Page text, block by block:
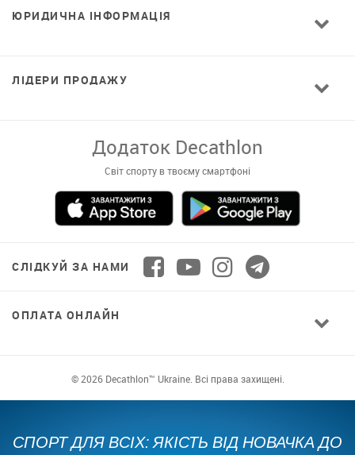
ЮРИДИЧНА ІНФОРМАЦІЯ
ЛІДЕРИ ПРОДАЖУ
Додаток Decathlon
Світ спорту в твоєму смартфоні
СЛІДКУЙ ЗА НАМИ
ОПЛАТА ОНЛАЙН
© 2026 Decathlon™ Ukraine. Всі права захищені.
СПОРТ ДЛЯ ВСІХ: ЯКІСТЬ ВІД НОВАЧКА ДО